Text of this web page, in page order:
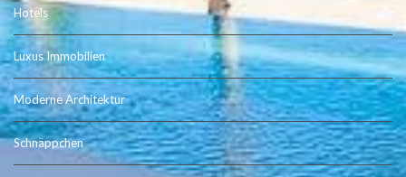
Hotels
Luxus Immobilien
Moderne Architektur
Schnäppchen